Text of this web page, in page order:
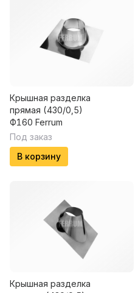
Крышная разделка
прямая (430/0,5)
Ф160 Ferrum
Под заказ
В корзину
Крышная разделка